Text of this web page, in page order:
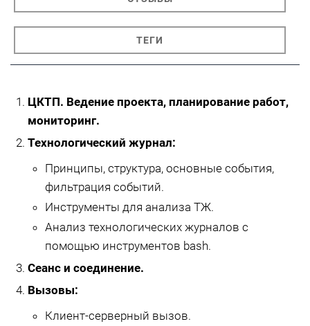
ТЕГИ
ЦКТП. Ведение проекта, планирование работ,
мониторинг.
Технологический журнал:
Принципы, структура, основные события,
фильтрация событий.
Инструменты для анализа ТЖ.
Анализ технологических журналов с
помощью инструментов bash.
Сеанс и соединение.
Вызовы:
Клиент-серверный вызов.